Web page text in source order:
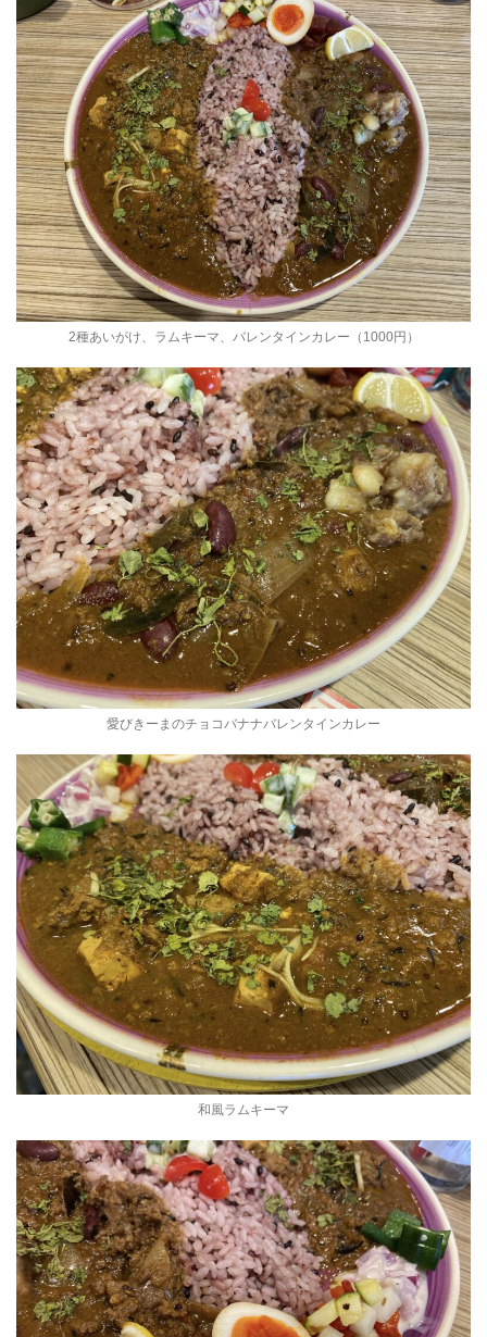
2種あいがけ、ラムキーマ、バレンタインカレー（1000円）
愛びきーまのチョコバナナバレンタインカレー
和風ラムキーマ